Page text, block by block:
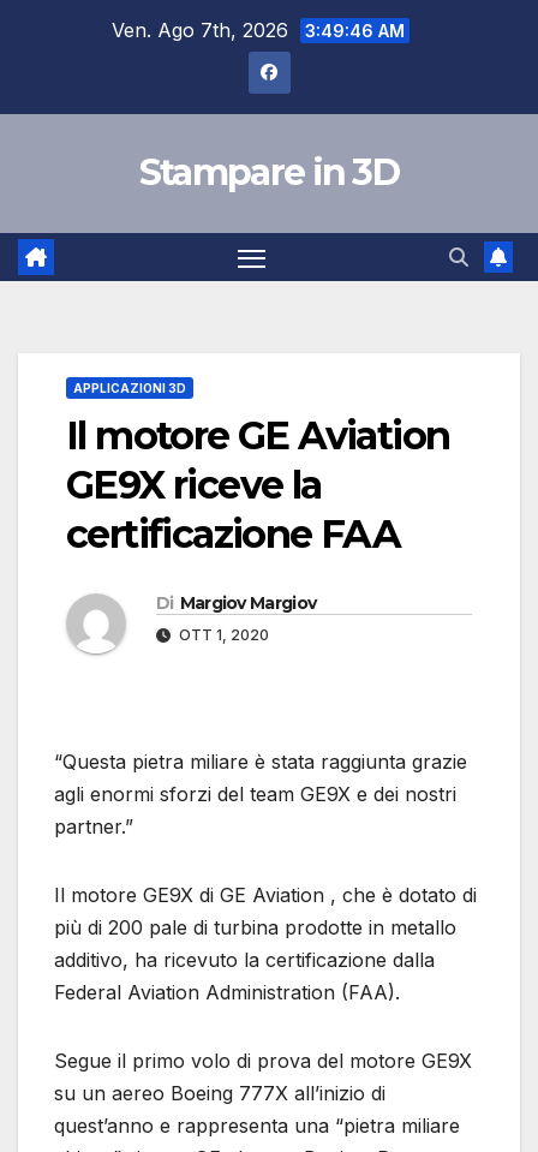
Ven. Ago 7th, 2026 3:49:47 AM
Stampare in 3D
APPLICAZIONI 3D
Il motore GE Aviation
GE9X riceve la
certificazione FAA
Di Margiov Margiov
OTT 1, 2020
“Questa pietra miliare è stata raggiunta grazie
agli enormi sforzi del team GE9X e dei nostri
partner.”
Il motore GE9X di GE Aviation , che è dotato di
più di 200 pale di turbina prodotte in metallo
additivo, ha ricevuto la certificazione dalla
Federal Aviation Administration (FAA).
Segue il primo volo di prova del motore GE9X
su un aereo Boeing 777X all’inizio di
quest’anno e rappresenta una “pietra miliare